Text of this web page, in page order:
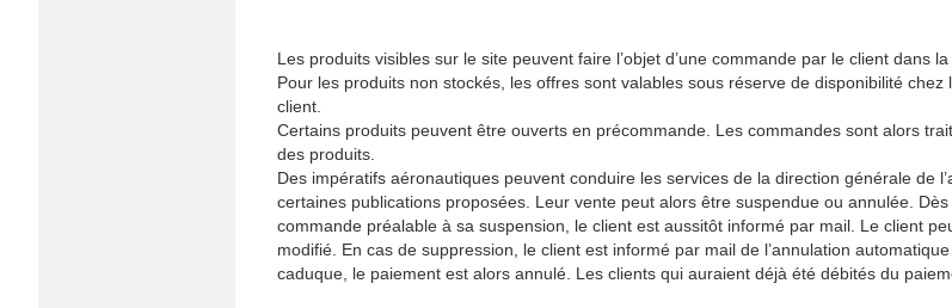
Les produits visibles sur le site peuvent faire l’objet d’une commande par le client dans
Pour les produits non stockés, les offres sont valables sous réserve de disponibilité
client.
Certains produits peuvent être ouverts en précommande. Les commandes sont alors
des produits.
Des impératifs aéronautiques peuvent conduire les services de la direction générale de
certaines publications proposées. Leur vente peut alors être suspendue ou annulée. Dès
commande préalable à sa suspension, le client est aussitôt informé par mail. Le client
modifié. En cas de suppression, le client est informé par mail de l’annulation
caduque, le paiement est alors annulé. Les clients qui auraient déjà été débités du